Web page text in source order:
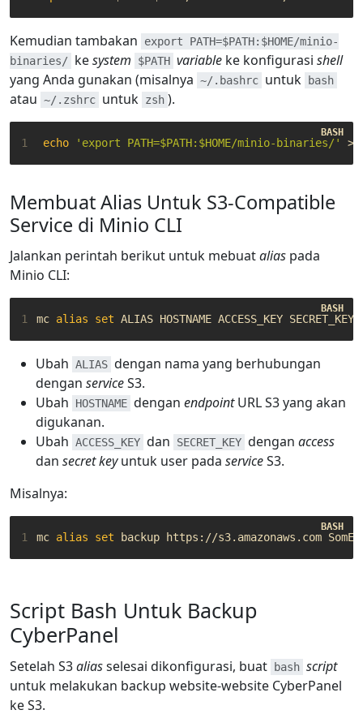
Kemudian tambakan
export PATH=$PATH:$HOME/minio-
binaries/ kesystem $PATH variable ke konfigurasi shell
yang Anda gunakan (misalnya ~/.bashrc untuk bash
atau ~/.zshrc untuk zsh ).
1 echo 'export PATH=$PATH:$HOME/minio-binaries/'
Membuat Alias Untuk S3-Compatible
Service di Minio CLI
Jalankan perintah berikut untuk mebuatalias pada
Minio CLI:
1 mc alias set
Ubah ALIAS dengan nama yang berhubungan
dengan serviceS3.
Ubah
HOSTNAME dengan endpointURL S3 yang akan
digukanan.
Ubah ACCESS_KEY dan SECRET_KEY dengan access
dan secret keyuntuk user pada serviceS3.
Misalnya:
1 mc alias set
Script Bash Untuk Backup
CyberPanel
Setelah S3aliasselesai dikonfigurasi, buat bash script
untuk melakukan backup website-website CyberPanel
ke S3.